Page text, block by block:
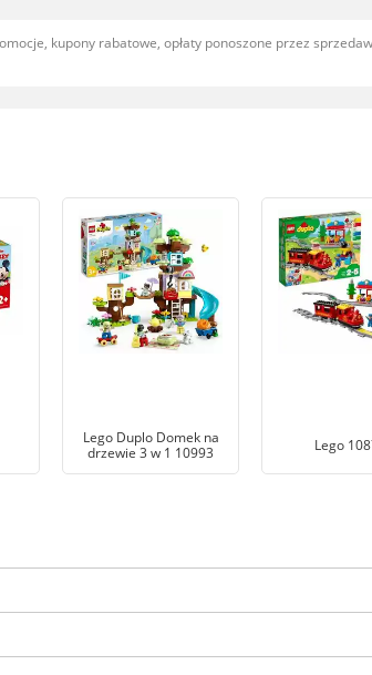
kupony rabatowe, opłaty ponoszone przez
Lego Duplo Domek na
drzewie 3 w 1 10993
Lego